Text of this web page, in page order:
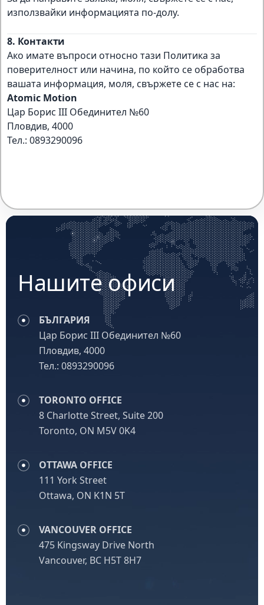
използвайки информацията по-долу.
8. Контакти
Ако имате въпроси относно тази Политика за
поверителност или начина, по който се обработва
вашата информация, моля, свържете се с нас на:
Atomic Motion
Цар Борис III Обединител №60
Пловдив, 4000
Тел.: 0893290096
Нашите офиси
БЪЛГАРИЯ
Цар Борис III Обединител №60
Пловдив, 4000
Тел.: 0893290096
TORONTO OFFICE
8 Charlotte Street, Suite 200
Toronto, ON M5V 0K4
OTTAWA OFFICE
111 York Street
Ottawa, ON K1N 5T
VANCOUVER OFFICE
475 Kingsway Drive North
Vancouver, BC H5T 8H7